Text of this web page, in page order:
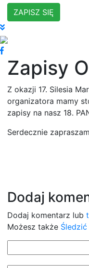
ZAPISZ SIĘ
Zapisy
Z okazji 17. Silesia
organizatora mamy
zapisy na nasz 18.
Serdecznie
Dodaj
Dodaj komentarz lub
Możesz także